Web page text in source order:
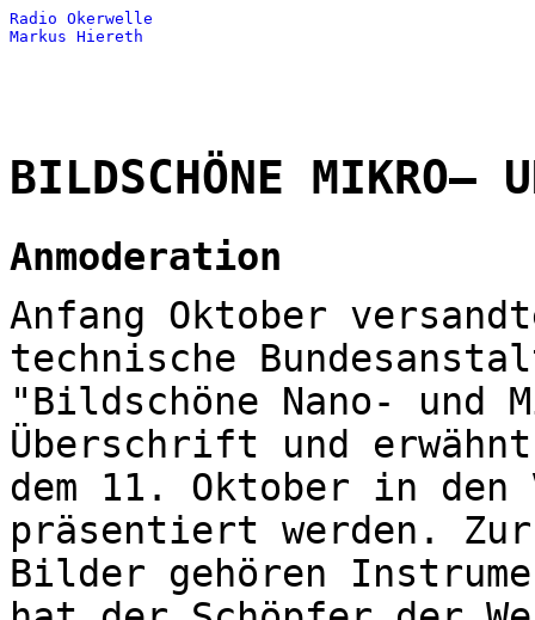
Radio Okerwelle
Markus Hiereth
BILDSCHÖNE MIKRO–
Anmoderation
Anfang Oktober
technische
"Bildschöne Nano- und
Überschrift und
dem 11. Oktober in
präsentiert werden.
Bilder gehören